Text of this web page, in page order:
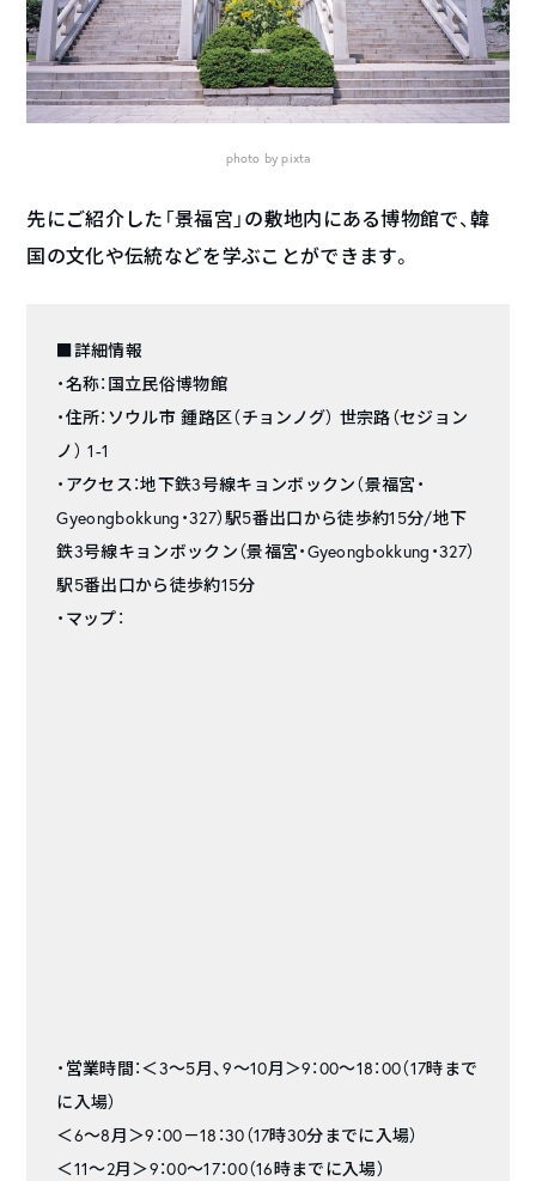
photo by pixta
先にご紹介した「景福宮」の敷地内にある博物館で、韓
国の文化や伝統などを学ぶことができます。
■詳細情報
・名称：国立民俗博物館
・住所：ソウル市 鍾路区（チョンノグ） 世宗路（セジョン
ノ） 1-1
・アクセス：地下鉄3号線キョンボックン（景福宮・
Gyeongbokkung・327）駅5番出口から徒歩約15分/地下
鉄3号線キョンボックン（景福宮・Gyeongbokkung・327）
駅5番出口から徒歩約15分
・マップ：
・営業時間：＜3～5月、9～10月＞9：00～18：00（17時まで
に入場）
＜6～8月＞9：00－18：30（17時30分までに入場）
＜11～2月＞9：00～17：00（16時までに入場）